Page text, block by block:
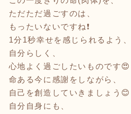
ただただ過ごすのは、
もったいないですね❗️
1分1秒幸せを感じられるよう、
自分らしく、
心地よく過ごしたいものです😍
命ある今に感謝をしながら、
自己を創造していきましょう😊
自分自身にも、